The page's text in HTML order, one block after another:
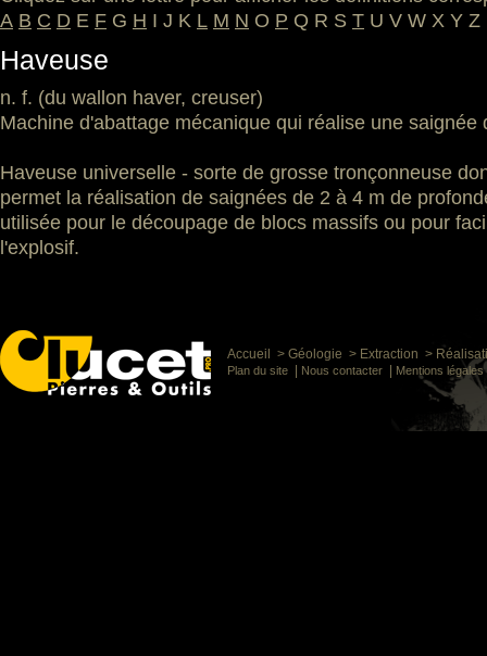
A B C D E F G H I J K L M N O P Q R S T U V W X Y Z
Haveuse
n. f. (du wallon haver, creuser)
Machine d'abattage mécanique qui réalise une saignée
Haveuse universelle - sorte de grosse tronçonneuse
permet la réalisation de saignées de 2 à 4 m de
utilisée pour le découpage de blocs massifs ou pour
l'explosif.
Accueil > Géologie > Extraction >
Plan du site Nous contacter Mentions légales